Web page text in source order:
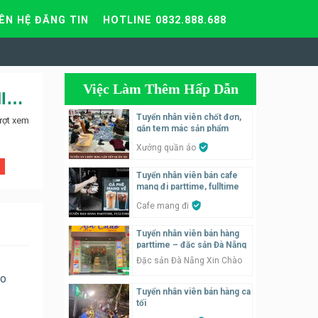
HỆ ĐĂNG TIN HOTLINE 0832.888.688
Tuyển nhân viên kinh doanh cho trung tâm anh ngữ ILEARNING tại Nguyễn Phong Sắc
xem
Việc Làm Thêm Hấp Dẫn
Tuyển nhân viên chốt đơn,
gắn tem mác sản phẩm
Xưởng quần áo
Tuyển nhân viên bán cafe
mang đi parttime, fulltime
Cafe mang đi
Tuyển nhân viên bán hàng
parttime – đặc sản Đà Nẵng
Đặc sản Đà Nẵng Xin Chào
Tuyển nhân viên bán hàng ca
tối